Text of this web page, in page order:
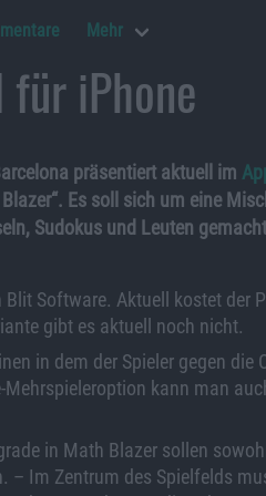
Mehr
iPhone
präsentiert aktuell im
Es soll sich um eine
Sudokus und Leuten
Software. Aktuell kostet der
gibt es aktuell noch nicht.
in dem der Spieler gegen die
kann man
in Math Blazer sollen
– Im Zentrum des Spielfelds